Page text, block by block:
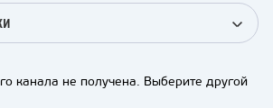
канала не получена. Выберите другой